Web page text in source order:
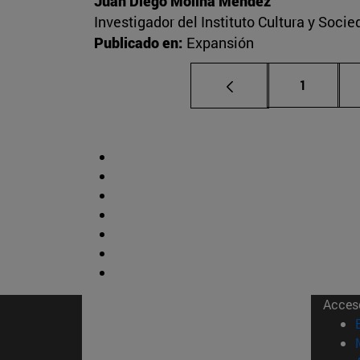
Investigador del Instituto Cultura y
Publicado en: Expansión
Página
1